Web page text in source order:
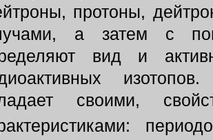
протоны,
а затем с
вид и
своими,